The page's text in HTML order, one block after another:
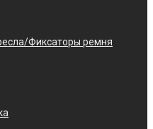
Фиксаторы ремня